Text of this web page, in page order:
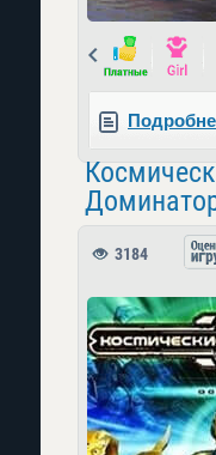
Prev
3184